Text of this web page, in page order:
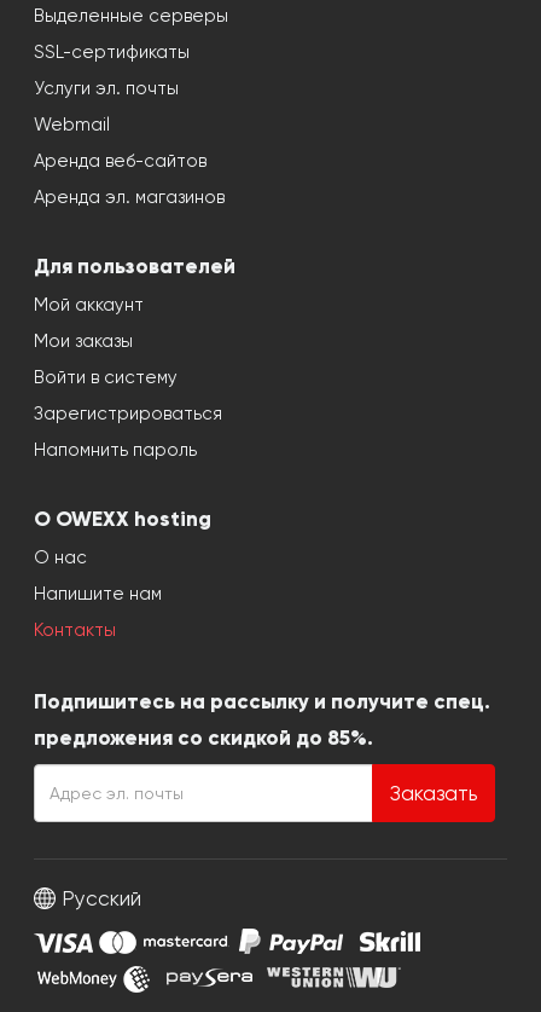
Выделенные серверы
SSL-сертификаты
Услуги эл. почты
Webmail
Аренда веб-сайтов
Аренда эл. магазинов
Для пользователей
Мой аккаунт
Мои заказы
Войти в систему
Зарегистрироваться
Напомнить пароль
О OWEXX hosting
О нас
Напишите нам
Контакты
Подпишитесь на рассылку и получите спец.
предложения со скидкой до 85%.
Заказать
Русский